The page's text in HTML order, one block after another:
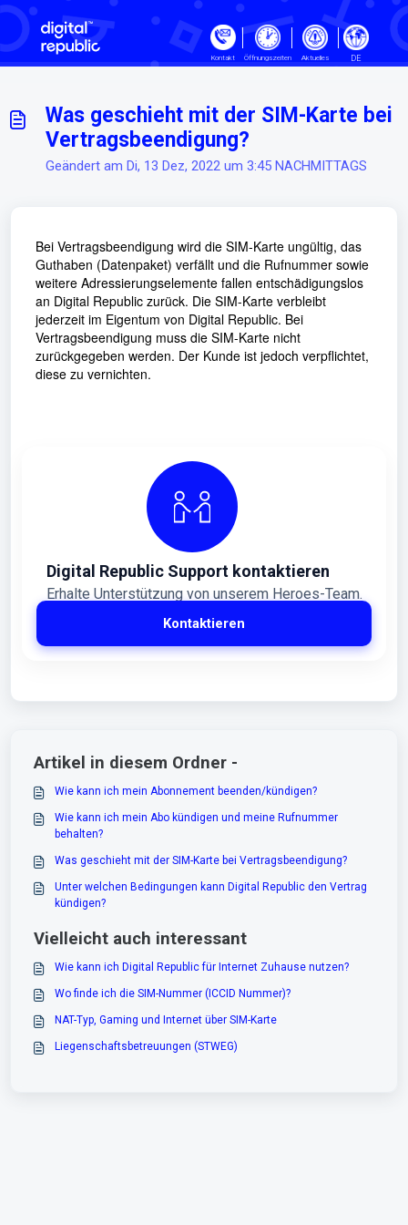
Zum hauptsächlichen Inhalt gehen
Kontakt Öffnungszeiten Aktuelles DE
Was geschieht mit der SIM-Karte bei
Vertragsbeendigung?
Geändert am Di, 13 Dez, 2022 um 3:45 NACHMITTAGS
Bei Vertragsbeendigung wird die SIM-Karte ungültig, das
Guthaben (Datenpaket) verfällt und die Rufnummer sowie
weitere Adressierungselemente fallen entschädigungslos
an Digital Republic zurück. Die SIM-Karte verbleibt
jederzeit im Eigentum von Digital Republic. Bei
Vertragsbeendigung muss die SIM-Karte nicht
zurückgegeben werden. Der Kunde ist jedoch verpflichtet,
diese zu vernichten.
Digital Republic Support kontaktieren
Erhalte Unterstützung von unserem Heroes-Team.
Kontaktieren
Artikel in diesem Ordner -
Wie kann ich mein Abonnement beenden/kündigen?
Wie kann ich mein Abo kündigen und meine Rufnummer
behalten?
Was geschieht mit der SIM-Karte bei Vertragsbeendigung?
Unter welchen Bedingungen kann Digital Republic den Vertrag
kündigen?
Vielleicht auch interessant
Wie kann ich Digital Republic für Internet Zuhause nutzen?
Wo finde ich die SIM-Nummer (ICCID Nummer)?
NAT-Typ, Gaming und Internet über SIM-Karte
Liegenschaftsbetreuungen (STWEG)